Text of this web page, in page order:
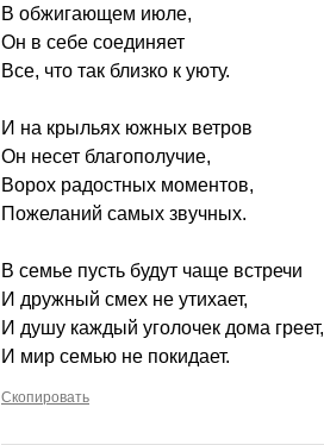
В обжигающем июле,
Он в себе соединяет
Все, что так близко к уюту.
И на крыльях южных ветров
Он несет благополучие,
Ворох радостных моментов,
Пожеланий самых звучных.
В семье пусть будут чаще встречи
И дружный смех не утихает,
И душу каждый уголочек дома греет,
И мир семью не покидает.
Скопировать